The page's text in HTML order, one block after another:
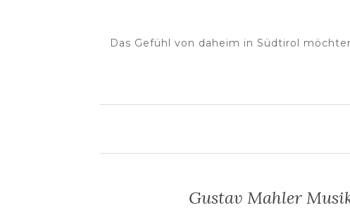
Das Gefühl von daheim in Südtirol
Gustav Mahler